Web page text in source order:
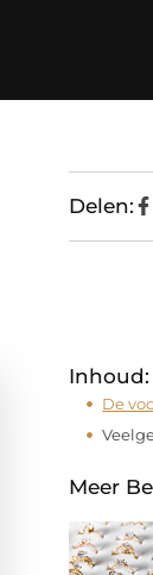
Delen:
Inhoud:
De
Meer